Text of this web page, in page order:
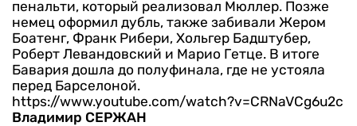
пенальти, который реализовал Мюллер. Позже
немец оформил дубль, также забивали Жером
Боатенг, Франк Рибери, Хольгер Бадштубер,
Роберт Левандовский и Марио Гетце. В итоге
Бавария дошла до полуфинала, где не устояла
перед Барселоной.
https://www.youtube.com/watch?v=CRNaVCg6u2c
Владимир СЕРЖАН